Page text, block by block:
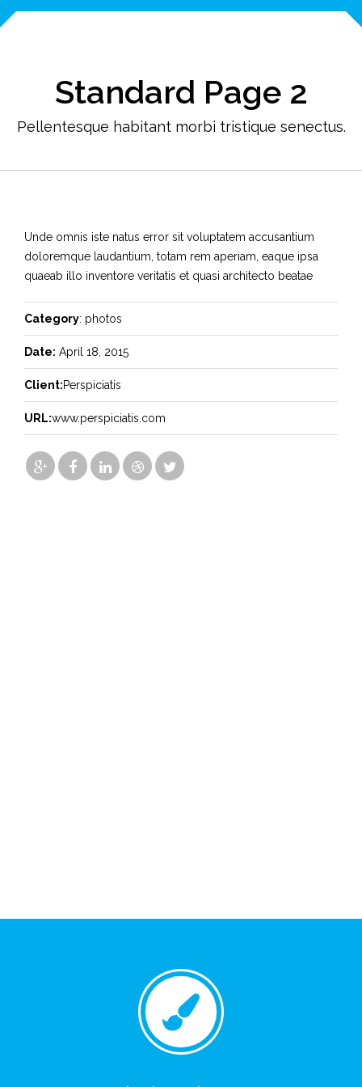
Standard Page 2
Pellentesque habitant morbi tristique senectus.
Unde omnis iste natus error sit voluptatem accusantium
doloremque laudantium, totam rem aperiam, eaque ipsa
quaeab illo inventore veritatis et quasi architecto beatae
Category: photos
Date: April 18, 2015
Client:Perspiciatis
URL:www.perspiciatis.com